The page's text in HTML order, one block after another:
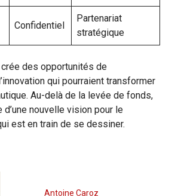
Confidentiel
Partenariat
stratégique
des opportunités de
qui pourraient transformer
Au-delà de la levée de fonds,
d’une nouvelle vision pour le
est en train de se dessiner.
Antoine Caroz